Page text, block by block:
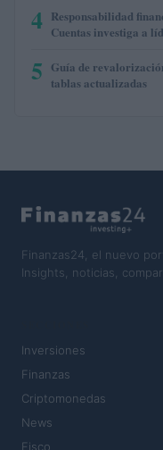
4 Responsabilidad
Cuentas investiga a
5 Guía de
tablas actualizadas
Finanzas24, el nuevo
Insights, noticias,
Inversiones
Finanzas
Criptomonedas
News
Fisco